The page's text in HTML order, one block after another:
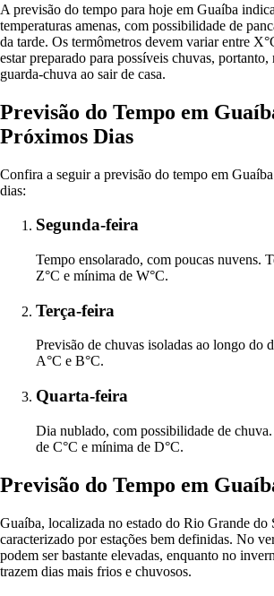
A previsão do tempo para hoje em Guaíba
temperaturas amenas, com possibilidade de
da tarde. Os termômetros devem variar entre
estar preparado para possíveis chuvas, portanto,
guarda-chuva ao sair de casa.
Previsão do Tempo em
Próximos Dias
Confira a seguir a previsão do tempo em
dias:
Segunda-feira
Tempo ensolarado, com poucas nuvens.
Z°C e mínima de W°C.
Terça-feira
Previsão de chuvas isoladas ao longo do
A°C e B°C.
Quarta-feira
Dia nublado, com possibilidade de
de C°C e mínima de D°C.
Previsão do Tempo em
Guaíba, localizada no estado do Rio Grande do
caracterizado por estações bem definidas. No
podem ser bastante elevadas, enquanto no
trazem dias mais frios e chuvosos.